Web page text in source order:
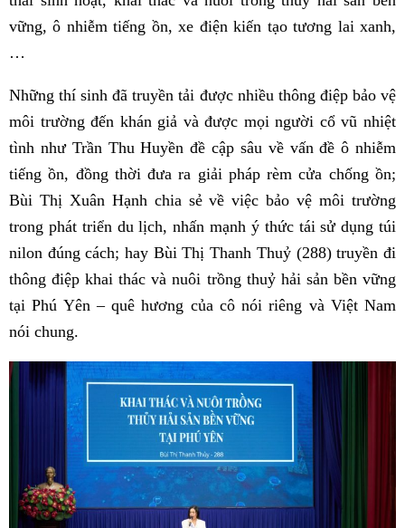
vững, ô nhiễm tiếng ồn, xe điện kiến tạo tương lai xanh,
…
Những thí sinh đã truyền tải được nhiều thông điệp bảo vệ
môi trường đến khán giả và được mọi người cổ vũ nhiệt
tình như Trần Thu Huyền đề cập sâu về vấn đề ô nhiễm
tiếng ồn, đồng thời đưa ra giải pháp rèm cửa chống ồn;
Bùi Thị Xuân Hạnh chia sẻ về việc bảo vệ môi trường
trong phát triển du lịch, nhấn mạnh ý thức tái sử dụng túi
nilon đúng cách; hay Bùi Thị Thanh Thuỷ (288) truyền đi
thông điệp khai thác và nuôi trồng thuỷ hải sản bền vững
tại Phú Yên – quê hương của cô nói riêng và Việt Nam
nói chung.